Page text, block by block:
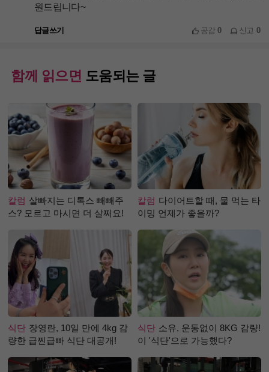
원드립니다~
답글쓰기 공감0 신고 0
함께 읽으면 도움되는 글
칼럼 살빠지는 디톡스 빼빼주
스? 모르고 마시면 더 살쩌요!
칼럼 다이어트할 때, 물 먹는 타
이밍 언제가 좋을까?
식단 장영란, 10일 만에 4kg 감
량한 급찐급빠 식단 대공개!
식단 소유, 운동없이 8KG 감량!
이 '식단'으로 가능했다?